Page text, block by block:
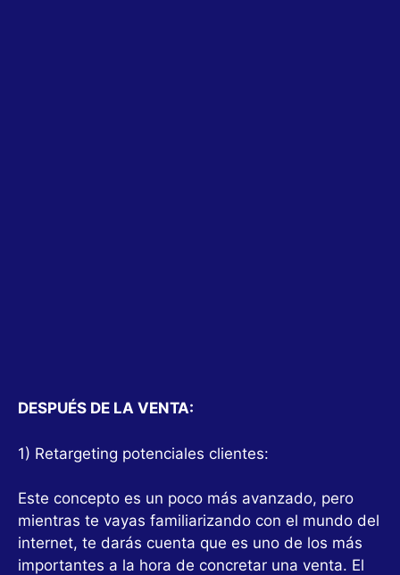
DESPUÉS DE LA VENTA:
1) Retargeting potenciales clientes:
Este concepto es un poco más avanzado, pero
mientras te vayas familiarizando con el mundo del
internet, te darás cuenta que es uno de los más
importantes a la hora de concretar una venta. El